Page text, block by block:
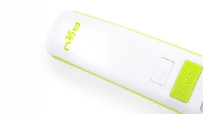
والمسالك
البولية
الكبد
صحة